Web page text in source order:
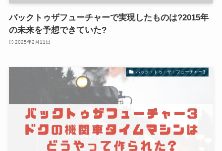
バックトゥザフューチャーで実現したものは?2015年
の未来を予想できていた?
2025年2月11日
バック・トゥ・ザ・フューチャー3